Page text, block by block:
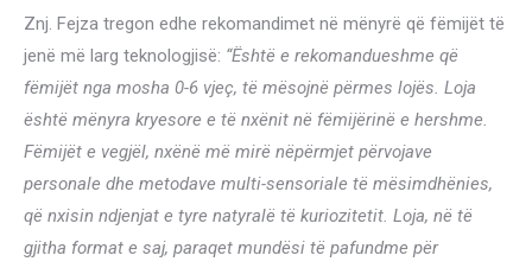
Znj. Fejza tregon edhe rekomandimet në mënyrë që fëmijët të
jenë më larg teknologjisë: “Është e rekomandueshme që
fëmijët nga mosha 0-6 vjeç, të mësojnë përmes lojës. Loja
është mënyra kryesore e të nxënit në fëmijërinë e hershme.
Fëmijët e vegjël, nxënë më mirë nëpërmjet përvojave
personale dhe metodave multi-sensoriale të mësimdhënies,
që nxisin ndjenjat e tyre natyralë të kuriozitetit. Loja, në të
gjitha format e saj, paraqet mundësi të pafundme për